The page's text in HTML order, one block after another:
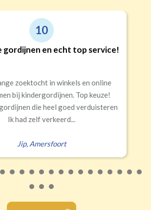
10
gordijnen en echt top service!
zoektocht in winkels en online
bij kindergordijnen. Top keuze!
die heel goed verduisteren
Ik had zelf verkeerd...
Jip, Amersfoort